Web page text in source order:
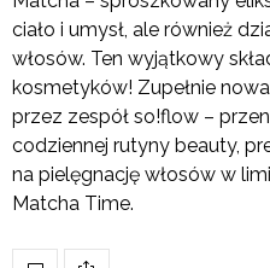
ciało i umysł, ale również
włosów. Ten wyjątkowy
kosmetyków! Zupełnie
przez zespół so!flow –
codziennej rutyny beauty,
na pielęgnację włosów w
Matcha Time.